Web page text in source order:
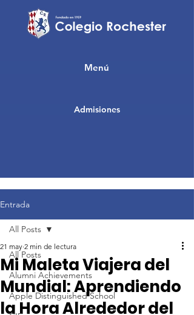
Admisiones
Menú
Entrada
All Posts
Alumni Achievements
Apple Distinguished School
All Posts
Mi Maleta Viajera del
Mundial: Aprendiendo
la Hora Alrededor del
21 may 2 min de lectura